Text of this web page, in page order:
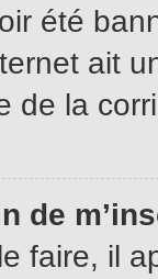
été
ait
de la
de
faire, il